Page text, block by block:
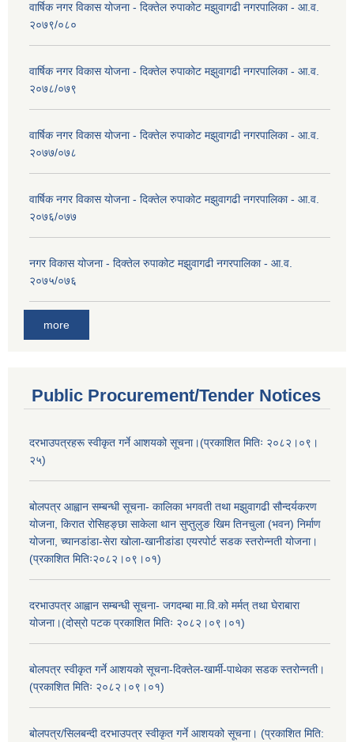
वार्षिक नगर विकास योजना - दिक्तेल रुपाकोट मझुवागढी नगरपालिका - आ.व.
२०७९/०८०
वार्षिक नगर विकास योजना - दिक्तेल रुपाकोट मझुवागढी नगरपालिका - आ.व.
२०७८/०७९
वार्षिक नगर विकास योजना - दिक्तेल रुपाकोट मझुवागढी नगरपालिका - आ.व.
२०७७/०७८
वार्षिक नगर विकास योजना - दिक्तेल रुपाकोट मझुवागढी नगरपालिका - आ.व.
२०७६/०७७
नगर विकास योजना - दिक्तेल रुपाकोट मझुवागढी नगरपालिका - आ.व.
२०७५/०७६
more
Public Procurement/Tender Notices
दरभाउपत्रहरू स्वीकृत गर्ने आशयको सूचना।(प्रकाशित मितिः २०८२।०९।
२५)
बोलपत्र आह्वान सम्बन्धी सूचना- कालिका भगवती तथा मझुवागढी सौन्दर्यकरण
योजना, किरात रोसिहङ्छा साकेला थान सुप्तुलुङ खिम तिनचुला (भवन) निर्माण
योजना, च्यानडांडा-सेरा खोला-खानीडांडा एयरपोर्ट सडक स्तरोन्नती योजना।
(प्रकाशित मितिः२०८२।०९।०१)
दरभाउपत्र आह्वान सम्बन्धी सूचना- जगदम्बा मा.वि.को मर्मत् तथा घेराबारा
योजना।(दोस्रो पटक प्रकाशित मितिः २०८२।०९।०१)
बोलपत्र स्वीकृत गर्ने आशयको सूचना-दिक्तेल-खार्मी-पाथेका सडक स्तरोन्नती।
(प्रकाशित मितिः २०८२।०९।०१)
बोलपत्र/सिलबन्दी दरभाउपत्र स्वीकृत गर्ने आशयको सूचना। (प्रकाशित मिति: